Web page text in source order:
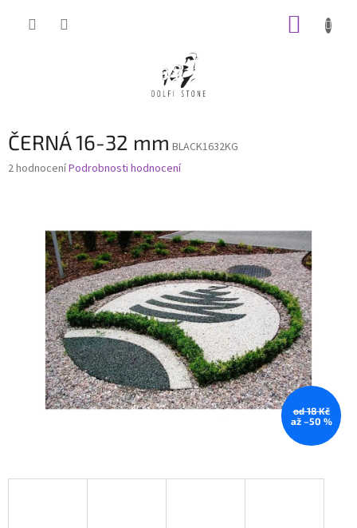
ČERNÁ 16-32 mm BLACK1632KG
Průměrné
hvězdiček.
2 hodnoceníPodrobnosti hodnocení
od 18 Kč
až –50 %